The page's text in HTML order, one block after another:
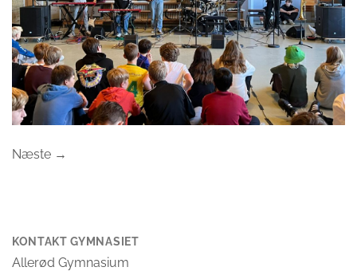
Næste →
KONTAKT GYMNASIET
Allerød Gymnasium